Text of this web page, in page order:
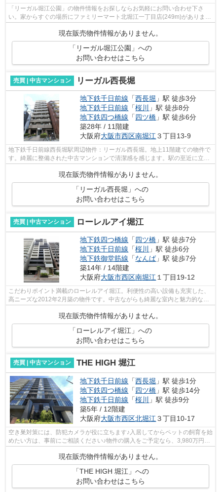
「リーガル堀江公園」の物件情報をお探しならお気軽にお問い合わせ下さ
い。家からすぐの場所にファミリーマート北堀江一丁目店(249m)がありま
現在販売物件情報がありません。
「リーガル堀江公園」への
お問い合わせはこちら
売買 | 中古マンション リーガル西長堀
地下鉄千日前線 「西長堀 」駅 徒歩3分
地下鉄千日前線 「桜川
」駅 徒歩8分
地下鉄四つ橋線 「四ツ橋 」駅 徒歩6分
築28年 / 11階建
大阪府大阪市西区南堀江３丁目13-9
地下鉄千日前線西長堀駅周辺物件：リーガル西長堀。地上11階建ての物件で
す。綺麗に整備された中古マンションで清潔感を感じます。駅の至近に立地
する、徒歩3分の快適な環境にある物件...
現在販売物件情報がありません。
「リーガル西長堀」への
お問い合わせはこちら
売買 | 中古マンション ローレルアイ堀江
地下鉄四つ橋線 「四ツ橋 」駅 徒歩7分
地下鉄千日前線 「桜川
」駅 徒歩6分
地下鉄御堂筋線 「なんば」駅 徒歩7分
築14年 / 14階建
大阪府大阪市西区南堀江 １丁目19-12
こだわりポイント満載のローレルアイ堀江。利便性の高い設備も充実した、
高ニーズな2012年2月築の物件です。中古ながらも綺麗な室内と魅力的な住
環境のマンションです。14階建てで街並...
現在販売物件情報がありません。
「ローレルアイ堀江」への
お問い合わせはこちら
売買 | 中古マンション THE HIGH 堀江
地下鉄千日前線 「西長堀 」駅 徒歩1分
地下鉄四つ橋線 「四ツ橋 」駅 徒歩14分
地下鉄千日前線 「桜川
」駅 徒歩9分
築5年 / 12階建
大阪府大阪市西区北堀江 ３丁目10-17
空き巣対策には、防犯カメラが役に立ちます♪入居してからペットの飼育を始
めたい方は、事前にご相談ください♪物件の購入をご予定なら、3,980万円の
こちらの物件♪地上12階建てなので、...
現在販売物件情報がありません。
「THE HIGH 堀江」への
お問い合わせはこちら